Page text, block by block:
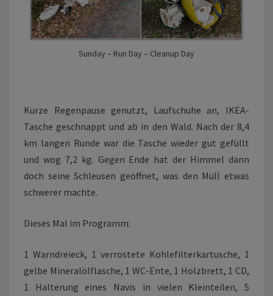
Sunday – Run Day – Cleanup Day
Kurze Regenpause genutzt, Laufschuhe an, IKEA-
Tasche geschnappt und ab in den Wald. Nach der 8,4
km langen Runde war die Tasche wieder gut gefüllt
und wog 7,2 kg. Gegen Ende hat der Himmel dann
doch seine Schleusen geöffnet, was den Müll etwas
schwerer machte.
Dieses Mal im Programm:
1 Warndreieck, 1 verrostete Kohlefilterkartusche, 1
gelbe Mineralölflasche, 1 WC-Ente, 1 Holzbrett, 1 CD,
1 Halterung eines Navis in vielen Kleinteilen, 5